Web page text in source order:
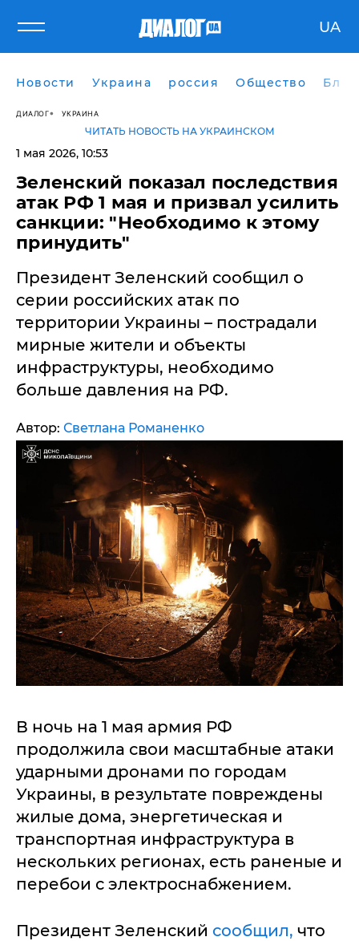
UA
Новости Украина россия Общество
ДИАЛОГ УКРАИНА
ЧИТАТЬ НОВОСТЬ НА УКРАИНСКОМ
1 мая 2026, 10:53
Зеленский показал последствия
атак РФ 1 мая и призвал усилить
санкции: "Необходимо к этому
принудить"
Президент Зеленский сообщил о
серии российских атак по
территории Украины – пострадали
мирные жители и объекты
инфраструктуры, необходимо
больше давления на РФ.
Автор: Светлана Романенко
В ночь на 1 мая армия РФ
продолжила свои масштабные атаки
ударными дронами по городам
Украины, в результате повреждены
жилые дома, энергетическая и
транспортная инфраструктура в
нескольких регионах, есть раненые и
перебои с электроснабжением.
Президент Зеленский сообщил, что